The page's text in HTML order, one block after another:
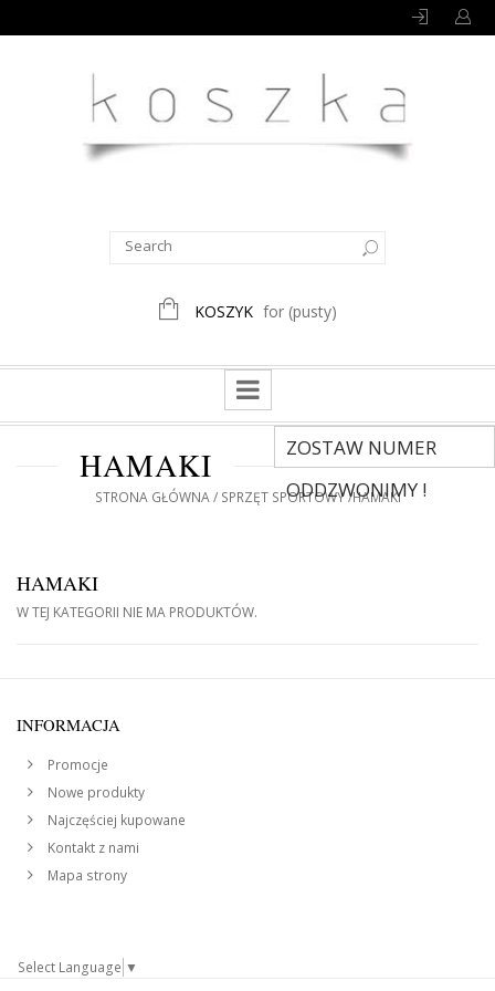
KOSZYK for (pusty)
ZOSTAW NUMER
ODDZWONIMY !
HAMAKI
STRONA GŁÓWNA SPRZĘT SPORTOWY HAMAKI
HAMAKI
W TEJ KATEGORII NIE MA PRODUKTÓW.
INFORMACJA
Promocje
Nowe produkty
Najczęściej kupowane
Kontakt z nami
Mapa strony
Select Language ▼